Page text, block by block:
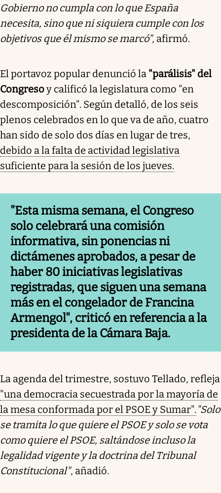
Gobierno no cumpla con lo que España
necesita, sino que ni siquiera cumple con los
objetivos que él mismo se marcó", afirmó.
El portavoz popular denunció la "parálisis" del
Congresoy calificó la legislatura como "en
descomposición". Según detalló, de los seis
plenos celebrados en lo que va de año, cuatro
han sido de solo dos días en lugar de tres,
debido a la falta de actividad legislativa
suficiente para la sesión de los jueves.
"Esta misma semana, el Congreso
solo celebrará una comisión
informativa, sin ponencias ni
dictámenes aprobados, a pesar de
haber 80 iniciativas legislativas
registradas, que siguen una semana
más en el congelador de Francina
Armengol", criticó en referencia a la
presidenta de la Cámara Baja.
La agenda del trimestre, sostuvo Tellado, refleja
"una democracia secuestrada por la mayoría de
la mesa conformada por el PSOE y Sumar". "Solo
se tramita lo que quiere el PSOE y solo se vota
como quiere el PSOE, saltándose incluso la
legalidad vigente y la doctrina del Tribunal
Constitucional", añadió.